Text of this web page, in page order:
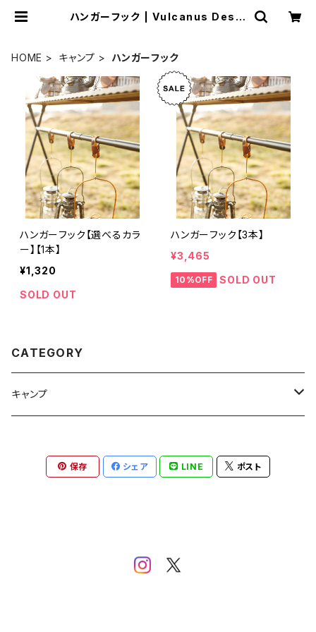
ハンガーフック | Vulcanus Desig
HOME キャンプ ハンガーフック
ハンガーフック【選べるカラ
ー】【1本】
¥1,320
SOLD OUT
ハンガーフック【3本】
¥3,465
10%OFF SOLD OUT
CATEGORY
キャンプ
ハンガーフック
保存 シェア LINE ポスト